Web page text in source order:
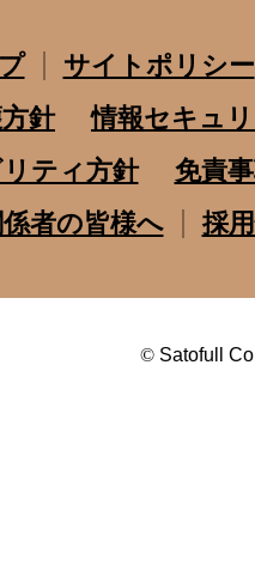
サイトポリシー
針
情報セキュ
ティ方針
免責
者の皆様へ
採
© Satofull